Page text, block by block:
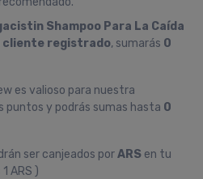
Shampoo Para La Caí­da
cliente registrado, sumarás 0
es valioso para nuestra
puntos y podrás sumas hasta 0
ser canjeados porARS en tu
ARS )